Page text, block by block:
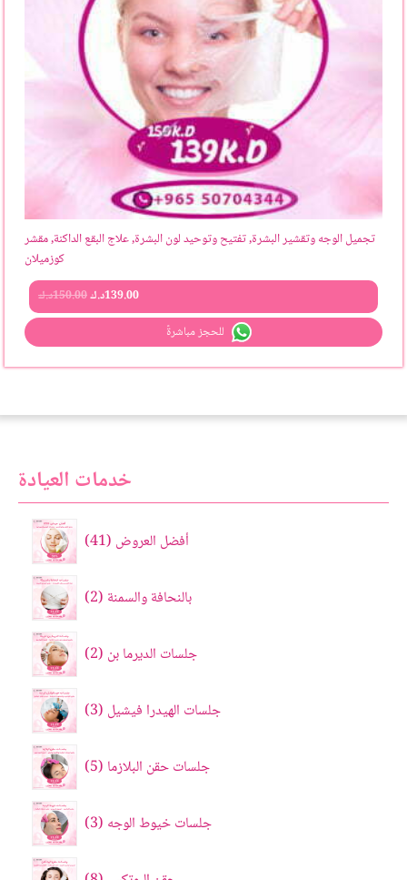
تجميل الوجه وتقشير البشرة, تفتيح وتوحيد لون البشرة, علاج البقع الداكنة, مقشر
كوزميلان
150.00د.ك 139.00د.ك
للحجز مباشرةً
خدمات العيادة
أفضل العروض 41
بالنحافة والسمنة 2
جلسات الديرما بن 2
جلسات الهيدرا فيشيل 3
جلسات حقن البلازما 5
جلسات خيوط الوجه 3